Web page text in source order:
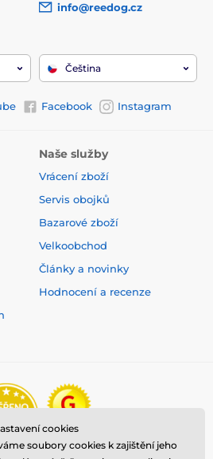
info@reedog.cz
Čeština
Facebook Instagram
Naše služby
Vrácení zboží
Servis obojků
Bazarové zboží
Velkoobchod
Články a novinky
Hodnocení a recenze
cookies
soubory cookies k zajištění jeho